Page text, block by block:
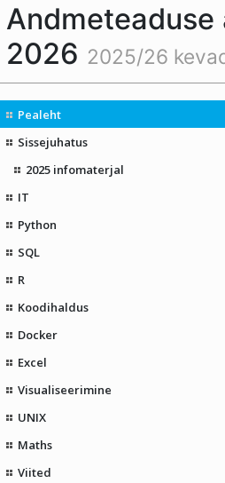
Andmeteaduse
2026 2025/26
Pealeht
Sissejuhatus
2025 infomaterjal
IT
Python
SQL
R
Koodihaldus
Docker
Excel
Visualiseerimine
UNIX
Maths
Viited